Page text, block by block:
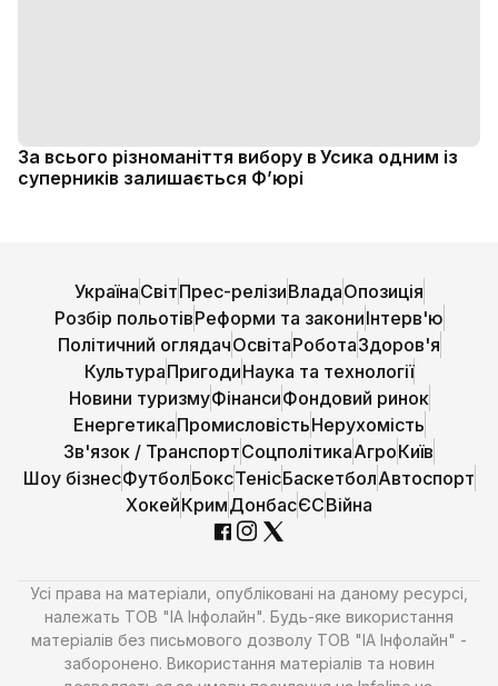
За всього різноманіття вибору в Усика одним із
суперників залишається Ф’юрі
УкраїнаСвітПрес-релізиВладаОпозиція
Розбір польотівРеформи та закониІнтерв'ю
Політичний оглядачОсвітаРоботаЗдоров'я
КультураПригодиНаука та технології
Новини туризмуФінансиФондовий ринок
ЕнергетикаПромисловістьНерухомість
Зв'язок / ТранспортСоцполітикаАгроКиїв
Шоу бізнесФутболБоксТенісБаскетболАвтоспорт
ХокейКримДонбасЄСВійна
Усі права на матеріали, опубліковані на даному ресурсі,
належать ТОВ "ІА Інфолайн". Будь-яке використання
матеріалів без письмового дозволу ТОВ "ІА Інфолайн" -
заборонено. Використання матеріалів та новин